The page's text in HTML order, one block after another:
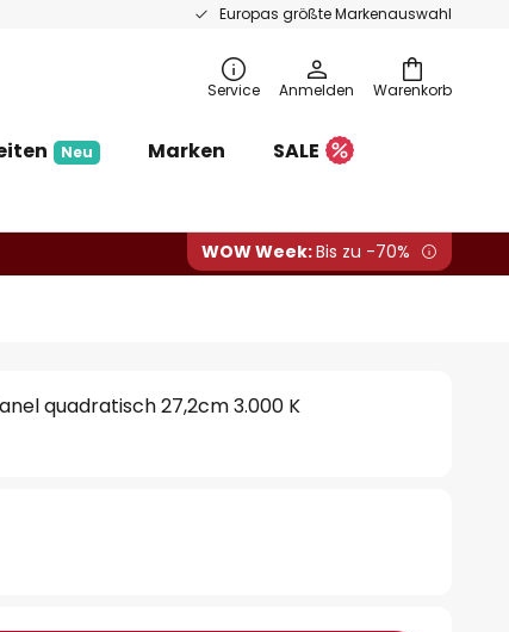
Europas größte Markenauswahl
Warenkorb
Service Anmelden
Neu Marken
SALE
WOW Week:Bis zu -70%
quadratisch 27,2cm 3.000 K